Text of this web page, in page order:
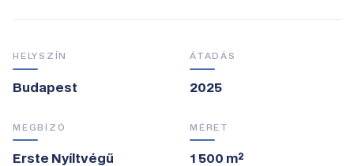
HELYSZÍN
Budapest
ÁTADÁS
2025
MEGBÍZÓ
Erste Nyíltvégű
MÉRET
1 500 m²